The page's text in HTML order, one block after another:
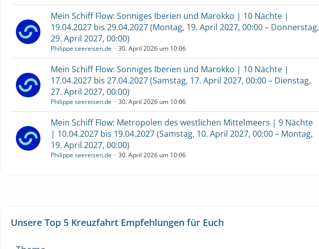
Mein Schiff Flow: Sonniges Iberien und Marokko | 10 Nächte |
19.04.2027 bis 29.04.2027 (Montag, 19. April 2027, 00:00 – Donnerstag,
29. April 2027, 00:00)
Philippe seereisen.de 30. April 2026 um 10:06
Mein Schiff Flow: Sonniges Iberien und Marokko | 10 Nächte |
17.04.2027 bis 27.04.2027 (Samstag, 17. April 2027, 00:00 – Dienstag,
27. April 2027, 00:00)
Philippe seereisen.de 30. April 2026 um 10:06
Mein Schiff Flow: Metropolen des westlichen Mittelmeers | 9 Nächte
| 10.04.2027 bis 19.04.2027 (Samstag, 10. April 2027, 00:00 – Montag,
19. April 2027, 00:00)
Philippe seereisen.de 30. April 2026 um 10:06
Unsere Top 5 Kreuzfahrt Empfehlungen für Euch